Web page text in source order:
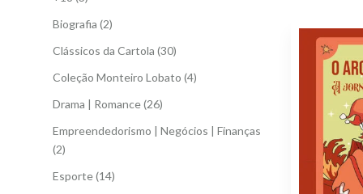
Biografia (2)
Clássicos da Cartola (30)
Coleção Monteiro Lobato (4)
Drama | Romance(26)
Empreendedorismo | Negócios | Finanças
(2)
Esporte(14)